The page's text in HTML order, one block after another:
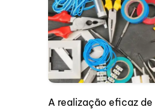
A realização eficaz de